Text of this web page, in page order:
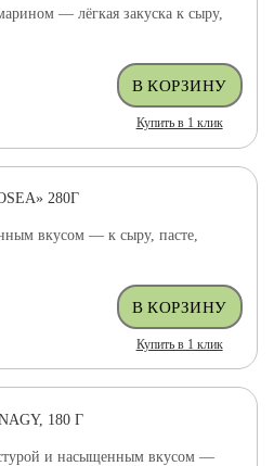
— лёгкая закуска к сыру,
Купить в 1 клик
280Г
вкусом — к сыру, пасте,
Купить в 1 клик
180 Г
и насыщенным вкусом —